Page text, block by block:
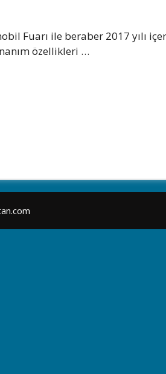
Fuarı ile beraber 2017 yılı
özellikleri …